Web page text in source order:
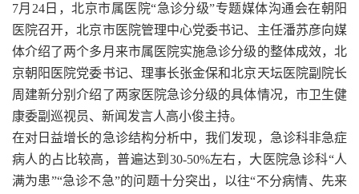
7月24日，北京市属医院“急诊分级”专题媒体沟通会在朝阳
医院召开，北京市医院管理中心党委书记、主任潘苏彦向媒
体介绍了两个多月来市属医院实施急诊分级的整体成效，北
京朝阳医院党委书记、理事长张金保和北京天坛医院副院长
周建新分别介绍了两家医院急诊分级的具体情况，市卫生健
康委副巡视员、新闻发言人高小俊主持。
在对日益增长的急诊结构分析中，我们发现，急诊科非急症
病人的占比较高，普遍达到30-50%左右，大医院急诊科“人
满为患”“急诊不急”的问题十分突出，以往“不分病情、先来